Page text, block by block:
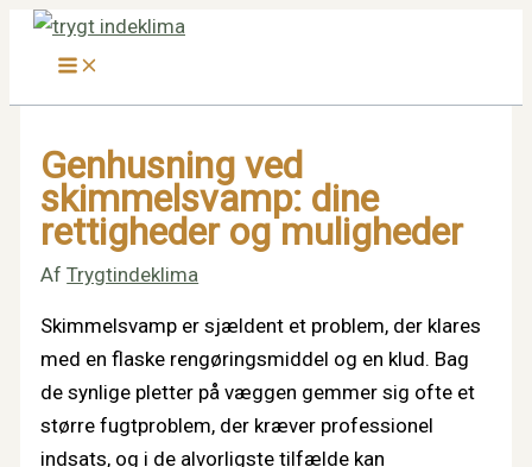
Genhusning ved
skimmelsvamp: dine
rettigheder og muligheder
AfTrygtindeklima
Skimmelsvamp er sjældent et problem, der klares
med en flaske rengøringsmiddel og en klud. Bag
de synlige pletter på væggen gemmer sig ofte et
større fugtproblem, der kræver professionel
indsats, og i de alvorligste tilfælde kan